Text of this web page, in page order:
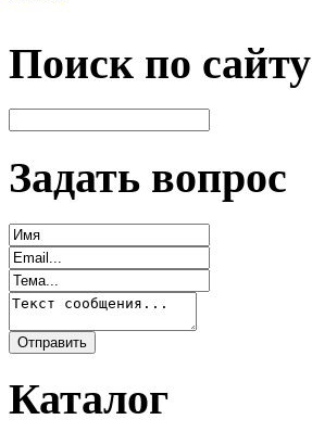
Поиск по сайту
Задать вопрос
Каталог